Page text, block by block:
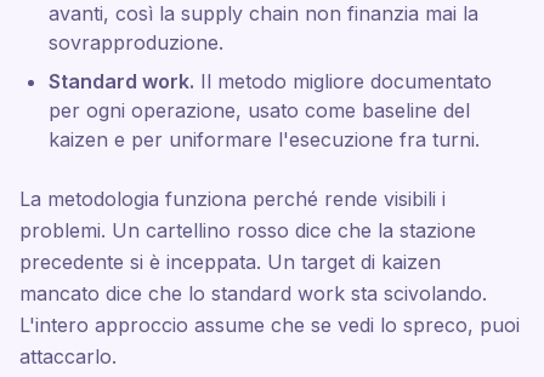
avanti, così la supply chain non finanzia mai la
sovrapproduzione.
Standard work. Il metodo migliore documentato
per ogni operazione, usato come baseline del
kaizen e per uniformare l'esecuzione fra turni.
La metodologia funziona perché rende visibili i
problemi. Un cartellino rosso dice che la stazione
precedente si è inceppata. Un target di kaizen
mancato dice che lo standard work sta scivolando.
L'intero approccio assume che se vedi lo spreco, puoi
attaccarlo.